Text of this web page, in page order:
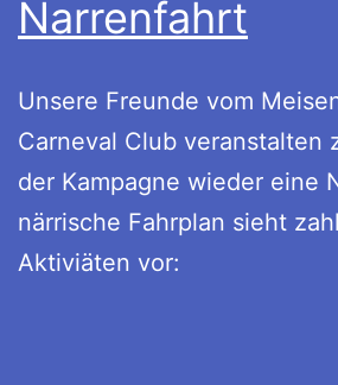
Narrenfahrt
Unsere Freunde vom
Carneval Club veranstalten
der Kampagne wieder eine
närrische Fahrplan sieht
Aktiviäten vor: